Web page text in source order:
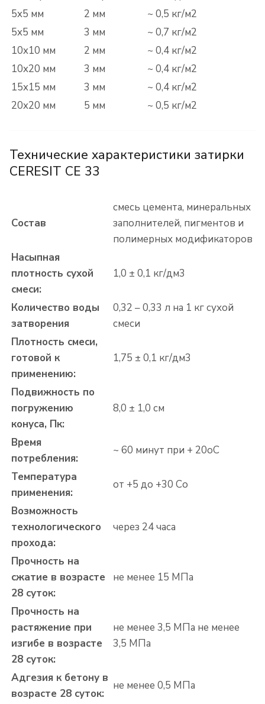
5x5 мм
2 мм ~ 0,5 кг/м2
5x5 мм
3 мм ~ 0,7 кг/м2
10x10 мм
2 мм ~ 0,4 кг/м2
10x20 мм
3 мм ~ 0,4 кг/м2
15x15 мм
3 мм ~ 0,4 кг/м2
20x20 мм
5 мм ~ 0,5 кг/м2
Технические характеристики затирки
CERESIT CE 33
Состав
смесь цемента, минеральных
заполнителей, пигментов и
полимерных модификаторов
Насыпная
плотность сухой
смеси:
1,0 ± 0,1 кг/дм3
Количество воды
затворения
0,32 – 0,33 л на 1 кг сухой
смеси
Плотность смеси,
готовой к
применению:
1,75 ± 0,1 кг/дм3
Подвижность по
погружению
конуса, Пк:
8,0 ± 1,0 см
Время
потребления:
~ 60 минут при + 20oС
Температура
применения:
от +5 до +30 Сo
Возможность
технологического
прохода:
через 24 часа
Прочность на
сжатие в возрасте
28 суток:
не менее 15 МПа
Прочность на
растяжение при
изгибе в возрасте
28 суток:
не менее 3,5 МПа не менее
3,5 МПа
Адгезия к бетону в
возрасте 28 суток:
не менее 0,5 МПа